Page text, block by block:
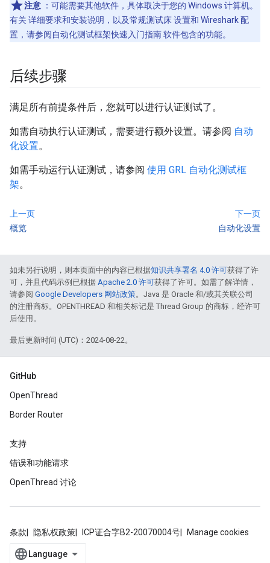
注意 ：可能需要其他软件，具体取决于您的 Windows 计算机。
有关 详细要求和安装说明，以及常规测试床 设置和 Wireshark 配
置，请参阅自动化测试框架快速入门指南 软件包含的功能。
后续步骤
满足所有前提条件后，您就可以进行认证测试了。
如需自动执行认证测试，需要进行额外设置。请参阅 自动
化设置。
如需手动运行认证测试，请参阅 使用 GRL 自动化测试框
架。
上一页
概览
下一页
自动化设置
如未另行说明，则本页面中的内容已根据知识共享署名 4.0 许可获得了许
可，并且代码示例已根据 Apache 2.0 许可获得了许可。如需了解详情，
请参阅 Google Developers 网站政策。Java 是 Oracle 和/或其关联公司
的注册商标。OPENTHREAD 和相关标记是 Thread Group 的商标，经许可
后使用。
最后更新时间 (UTC)：2024-08-22。
GitHub
OpenThread
Border Router
支持
错误和功能请求
OpenThread 讨论
条款 隐私权政策 ICP证合字B2-20070004号 Manage cookies